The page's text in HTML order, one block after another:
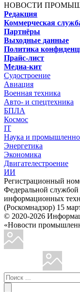
НОВОСТИ
Редакция
Коммерческая
Партнёры
Выходные данные
Политика
Прайс-лист
Медиа-кит
Судостроение
Авиация
Военная техника
Авто- и спецтехника
БПЛА
Космос
IT
Наука и
Энергетика
Экономика
Двигателестроение
ИИ
Регистрационный
Федеральной службой
информационных
(Роскомнадзор) 15
© 2020-2026
«Новости